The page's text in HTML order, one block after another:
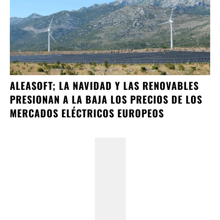
ALEASOFT; LA NAVIDAD Y LAS RENOVABLES
PRESIONAN A LA BAJA LOS PRECIOS DE LOS
MERCADOS ELÉCTRICOS EUROPEOS